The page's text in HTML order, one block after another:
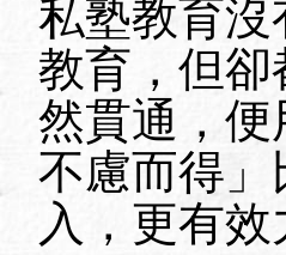
私塾教育
教育，但
然貫通，
不慮而得
入，更有效